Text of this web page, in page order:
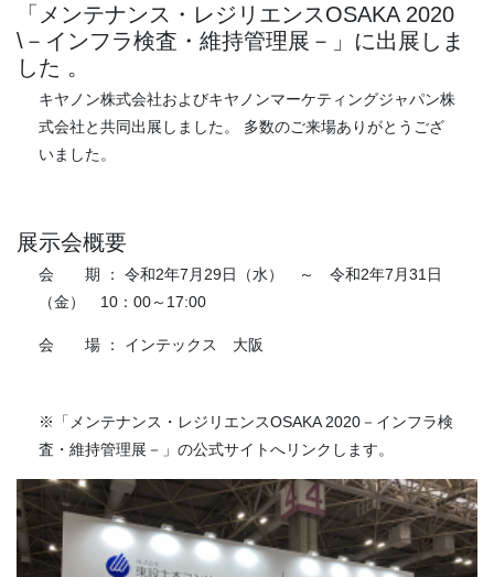
「メンテナンス・レジリエンスOSAKA 2020
\－インフラ検査・維持管理展－」に出展しま
した 。
キヤノン株式会社およびキヤノンマーケティングジャパン株
式会社と共同出展しました。 多数のご来場ありがとうござ
いました。
展示会概要
会 期 ： 令和2年7月29日（水） ～ 令和2年7月31日
（金） 10：00～17:00
会 場 ： インテックス 大阪
※「メンテナンス・レジリエンスOSAKA 2020－インフラ検
査・維持管理展－」の公式サイトへリンクします。